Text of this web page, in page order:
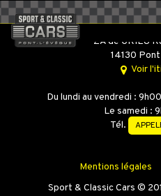
SPORT &
ZA de GRIEU
14130
Voir
Du lundi au vendredi :
Le samedi :
Tél.
Mentions légales
Sport & Classic Cars ©